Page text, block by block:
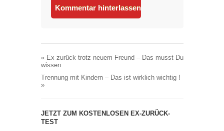
«Ex zurück trotz neuem Freund – Das musst Du
wissen
Trennung mit Kindern – Das ist wirklich wichtig !
»
JETZT ZUM KOSTENLOSEN EX-ZURÜCK-
TEST